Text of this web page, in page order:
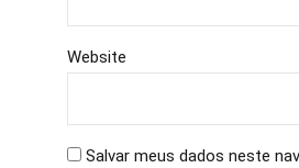
Website
Salvar meus dados neste